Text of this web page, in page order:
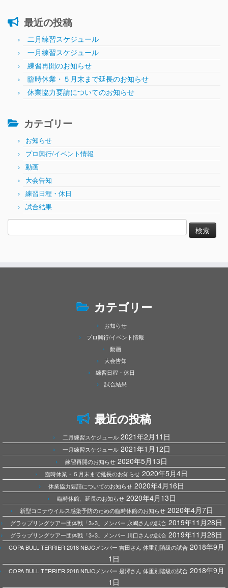
最近の投稿
二月練習スケジュール
一月練習スケジュール
練習再開のお知らせ
臨時休業・５月末まで延長のお知らせ
休業協力要請についてのお知らせ
カテゴリー
お知らせ
プロ興行/イベント情報
動画
大会告知
練習日程・休日
試合結果
索:
カテゴリー
お知らせ
プロ興行/イベント情報
動画
大会告知
練習日程・休日
試合結果
最近の投稿
二月練習スケジュール 2021年2月11日
一月練習スケジュール 2021年1月12日
練習再開のお知らせ 2020年5月13日
臨時休業・５月末まで延長のお知らせ 2020年5月4日
休業協力要請についてのお知らせ 2020年4月16日
臨時休館、延長のお知らせ 2020年4月13日
新型コロナウイルス感染予防のための臨時休館のお知らせ 2020年4月7日
グラップリングツアー団体戦「3×3」メンバー 永嶋さんの試合 2019年11月28日
グラップリングツアー団体戦「3×3」メンバー 川口さんの試合 2019年11月28日
COPA BULL TERRIER 2018 NBJCメンバー 吉田さん 体重別階級の試合 2018年9月
1日
COPA BULL TERRIER 2018 NBJCメンバー 是澤さん 体重別階級の試合 2018年9月
1日